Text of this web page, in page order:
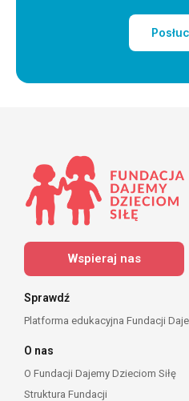
Wspieraj nas
Sprawdź
Platforma edukacyjna Fundacji
O nas
O Fundacji Dajemy Dzieciom Siłę
Struktura Fundacji